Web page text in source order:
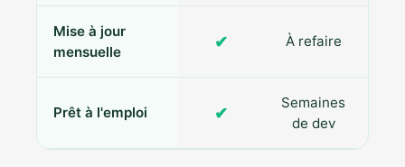
Mise à jour
mensuelle
✔ À refaire
Prêt à l'emploi ✔
Semaines
de dev